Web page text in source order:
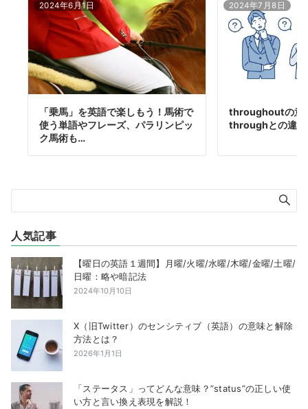
2024年6月1日
「乗馬」を英語で楽しもう！馬術で
使う単語やフレーズ、パラリンピッ
ク馬術も…
2024年7月8日
throughoutの意
throughとの違
人気記事
【曜日の英語１週間】月曜/火曜/水曜/木曜/金曜/土曜/
日曜：略や暗記法
2024年10月10日
X（旧Twitter）のセンシティブ（英語）の意味と解除
方法とは？
2026年1月1日
「ステータス」ってどんな意味？”status”の正しい使
い方と言い換え表現を解説！